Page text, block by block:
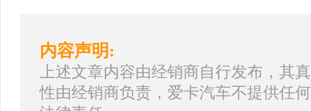
内容声明:
上述文章内容由经销商自行发布，其
性由经销商负责，爱卡汽车不提供任